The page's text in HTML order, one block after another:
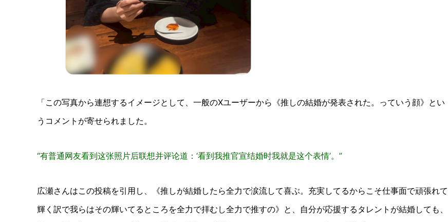
「この写真から連想するイメージとして、一般のXユーザーから《推しの結婚が発表された。っていう顔》とい
うコメントが寄せられました。
“有普通网友看到这张照片后联想并评论道：‘看到我推官宣结婚时我就是这个表情’。”
広瀬さんはこの投稿を引用し、《推しが結婚したら全力で涙流して喜ぶ。充実してるからこそ仕事面で頑張れて
輝く訳で我らはその輝いてるところを全力で拝むし全力で推すの》と、自分が応援するタレントが結婚しても、